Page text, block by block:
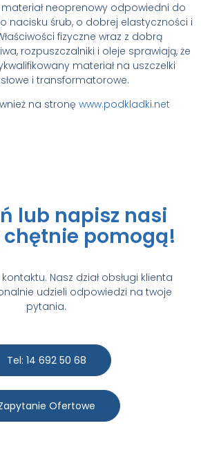
materiał neoprenowy odpowiedni do
nacisku śrub, o dobrej elastyczności i
fizyczne wraz z dobrą
rozpuszczalniki i oleje sprawiają, że
materiał na uszczelki
i transformatorowe.
na stronę www.podkladki.net
lub napisz nasi
pomogą!
Nasz dział obsługi klienta
udzieli odpowiedzi na twoje
pytania.
Tel: 14 692 50 68
Ofertowe